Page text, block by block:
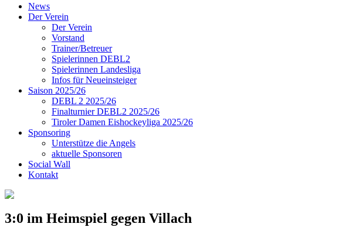
News
Der Verein
Der Verein
Vorstand
Trainer/Betreuer
Spielerinnen DEBL2
Spielerinnen Landesliga
Infos für Neueinsteiger
Saison 2025/26
DEBL 2 2025/26
Finalturnier DEBL2 2025/26
Tiroler Damen Eishockeyliga 2025/26
Sponsoring
Unterstütze die Angels
aktuelle Sponsoren
Social Wall
Kontakt
3:0 im Heimspiel gegen Villach